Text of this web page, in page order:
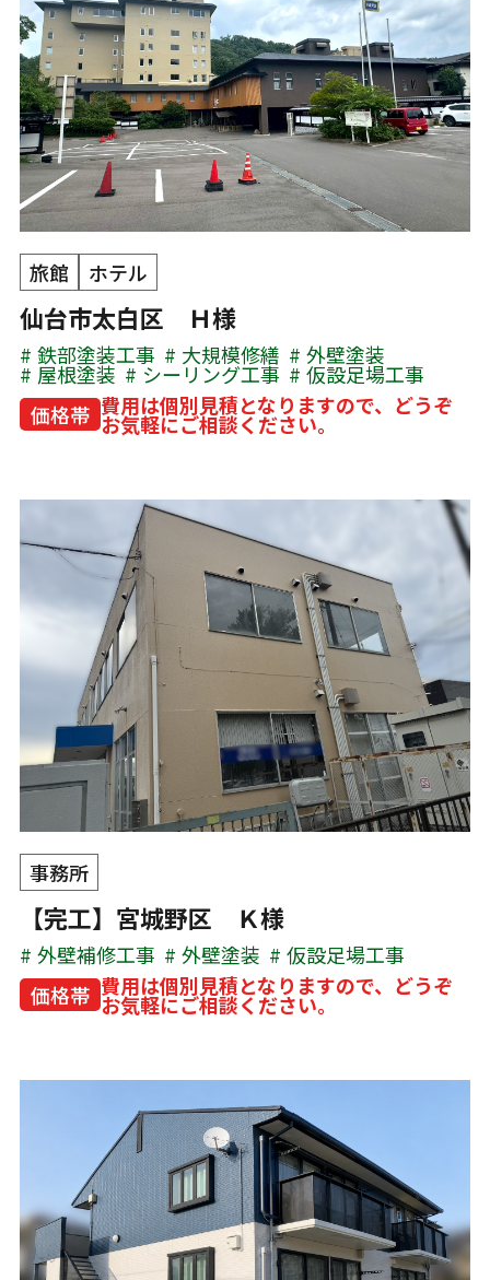
旅館 ホテル
仙台市太白区 Ｈ様
鉄部塗装工事 大規模修繕 外壁塗装
屋根塗装 シーリング工事
仮設足場工事
価格帯 費用は個別見積となりますので、どうぞ
お気軽にご相談ください。
事務所
【完工】宮城野区 Ｋ様
外壁補修工事 外壁塗装
仮設足場工事
価格帯 費用は個別見積となりますので、どうぞ
お気軽にご相談ください。